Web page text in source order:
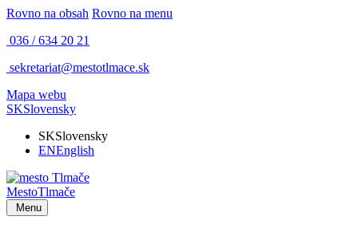
Rovno na obsah Rovno na menu
036 / 634 20 21
sekretariat@mestotlmace.sk
Mapa webu
SKSlovensky
SKSlovensky
ENEnglish
MestoTlmače
Menu